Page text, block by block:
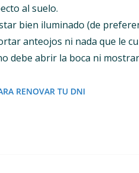
al suelo.
bien iluminado (de
anteojos ni nada que le
debe abrir la boca ni
RENOVAR TU DNI